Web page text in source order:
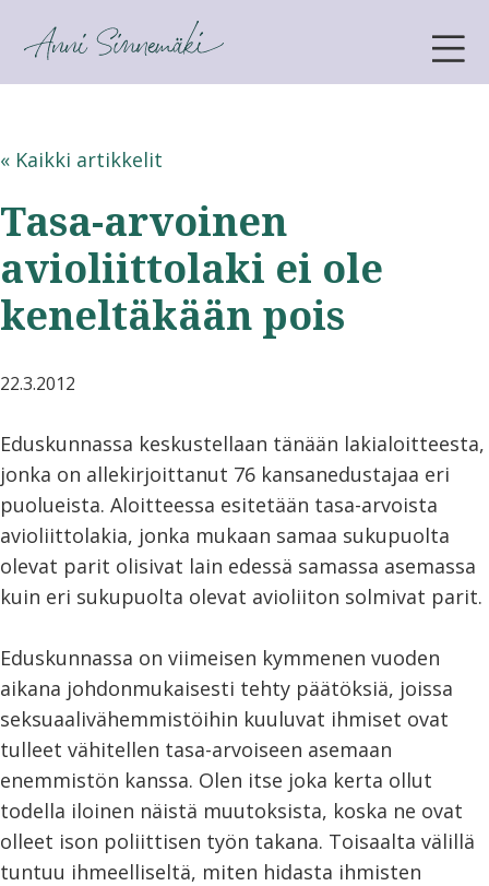
ANNI SINNEMÄKI
« Kaikki artikkelit
Tasa-arvoinen
avioliittolaki ei ole
keneltäkään pois
22.3.2012
Eduskunnassa keskustellaan tänään lakialoitteesta,
jonka on allekirjoittanut 76 kansanedustajaa eri
puolueista. Aloitteessa esitetään tasa-arvoista
avioliittolakia, jonka mukaan samaa sukupuolta
olevat parit olisivat lain edessä samassa asemassa
kuin eri sukupuolta olevat avioliiton solmivat parit.
Eduskunnassa on viimeisen kymmenen vuoden
aikana johdonmukaisesti tehty päätöksiä, joissa
seksuaalivähemmistöihin kuuluvat ihmiset ovat
tulleet vähitellen tasa-arvoiseen asemaan
enemmistön kanssa. Olen itse joka kerta ollut
todella iloinen näistä muutoksista, koska ne ovat
olleet ison poliittisen työn takana. Toisaalta välillä
tuntuu ihmeelliseltä, miten hidasta ihmisten